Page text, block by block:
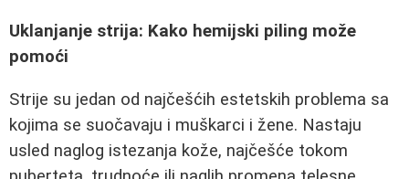
Uklanjanje strija: Kako hemijski piling može
pomoći
Strije su jedan od najčešćih estetskih problema sa
kojima se suočavaju i muškarci i žene. Nastaju
usled naglog istezanja kože, najčešće tokom